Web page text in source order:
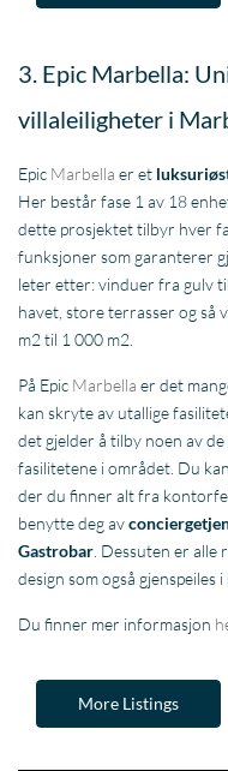
3. Epic Marbella:
villaleiligheter i
Epic Marbella er et
Her består fase 1 av 18
dette prosjektet tilbyr hver
funksjoner som garanterer
leter etter: vinduer fra gulv
havet, store terrasser og så
m2 til 1 000 m2.
På Epic Marbella er det
kan skryte av utallige
det gjelder å tilby noen av
fasilitetene i området. Du
der du finner alt fra
benytte deg av
Gastrobar . Dessuten er
design som også gjenspeiles i
Du finner mer informasjon
More Listings